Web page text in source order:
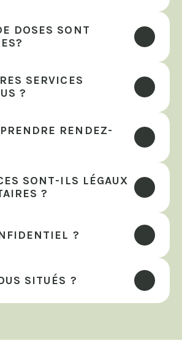
DOSES SONT
SERVICES
?
RENDEZ-
SONT-ILS LÉGAUX
?
?
SITUÉS ?